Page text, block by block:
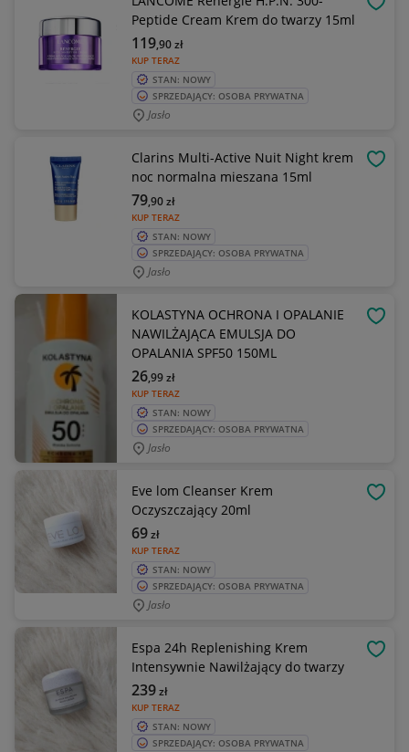
Peptide Cream Krem do twarzy 15ml
KUP TERAZ
119,90zł
STAN: NOWY
SPRZEDAJĄCY: OSOBA PRYWATNA
Jasło
Clarins Multi-Active Nuit Night krem
noc normalna mieszana 15ml
KUP TERAZ
79,90zł
STAN: NOWY
SPRZEDAJĄCY: OSOBA PRYWATNA
Jasło
KOLASTYNA OCHRONA I OPALANIE
NAWILŻAJĄCA EMULSJA DO
OPALANIA SPF50 150ML
KUP TERAZ
26,99zł
STAN: NOWY
SPRZEDAJĄCY: OSOBA PRYWATNA
Jasło
Eve lom Cleanser Krem
Oczyszczający 20ml
KUP TERAZ
69zł
STAN: NOWY
SPRZEDAJĄCY: OSOBA PRYWATNA
Jasło
Espa 24h Replenishing Krem
Intensywnie Nawilżający do twarzy
KUP TERAZ
239zł
STAN: NOWY
SPRZEDAJĄCY: OSOBA PRYWATNA